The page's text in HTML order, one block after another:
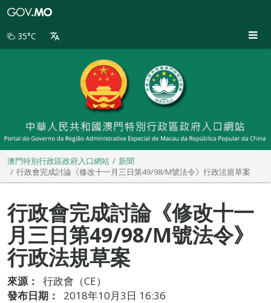
別
35°C
澳門特別行政區政府入口網站
新聞
行政會完成討論《修改十一月三日第49/98/M號法令》行政法規草案
行政會完成討論《修改十一
月三日第49/98/M號法令》
行政法規草案
來源：
行政會（CE）
發布日期：
2018年10月3日 16:36